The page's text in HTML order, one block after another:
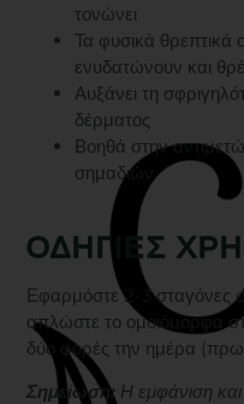
τονώνει
Τα φυσικά θρεπτικά
ενυδατώνουν και
Αυξάνει τη
δέρματος
Βοηθά στην
σημαδιών
ΟΔΗΓΙΕΣ
Εφαρμόστε 2-3 σταγόνες
απλώστε το ομοιόμορφα
δύο φορές την ημέρα
Σημείωση: Η εμφάνιση